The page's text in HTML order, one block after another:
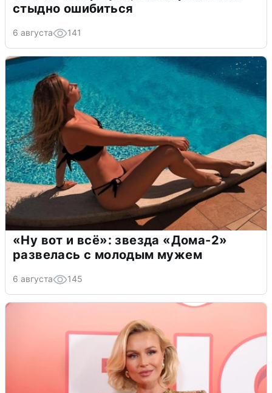
стыдно ошибиться
6 августа 141
«Ну вот и всё»: звезда «Дома-2»
развелась с молодым мужем
6 августа 145